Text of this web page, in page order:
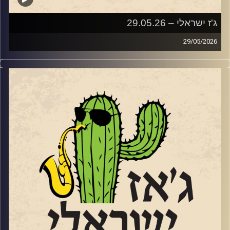
ג'ז ישראלי – 29.05.26
29/05/2026
השבוע בג'ז ישראלי
https://live.tickchak.co.il/hkYxOYkno
של להבים. פסטיבל משובח ומגוון שמובילה אורלי שטרן
המנהלת האומנותית של מועדון הג'ז המקומי. שוחחנו עם אורלי
על הפסטיבל ועל אתגרי הג'ז בדרום.
הפסטיבל יארח כמה ממוזיקאי הג'ז הבולטים של ישראל,
לרבות: עומרי מור, גיא מינטוס, מתן קליין, שי זלמן, קווינטה
אנסמבל ועוד. בפסטיבל ישולבו גם הופעות של הרכבים
צעירים מכל רחבי הארץ. בין היתר יופיעו: הביג בנד של עומר,
שמשלב נגנים צעירים מצטיינים, עם בוגרים ומוריהם. ההרכב
של תלמה ילין בגבעתיים (יחוזק עם מתופף מנתיבות), רביעיית